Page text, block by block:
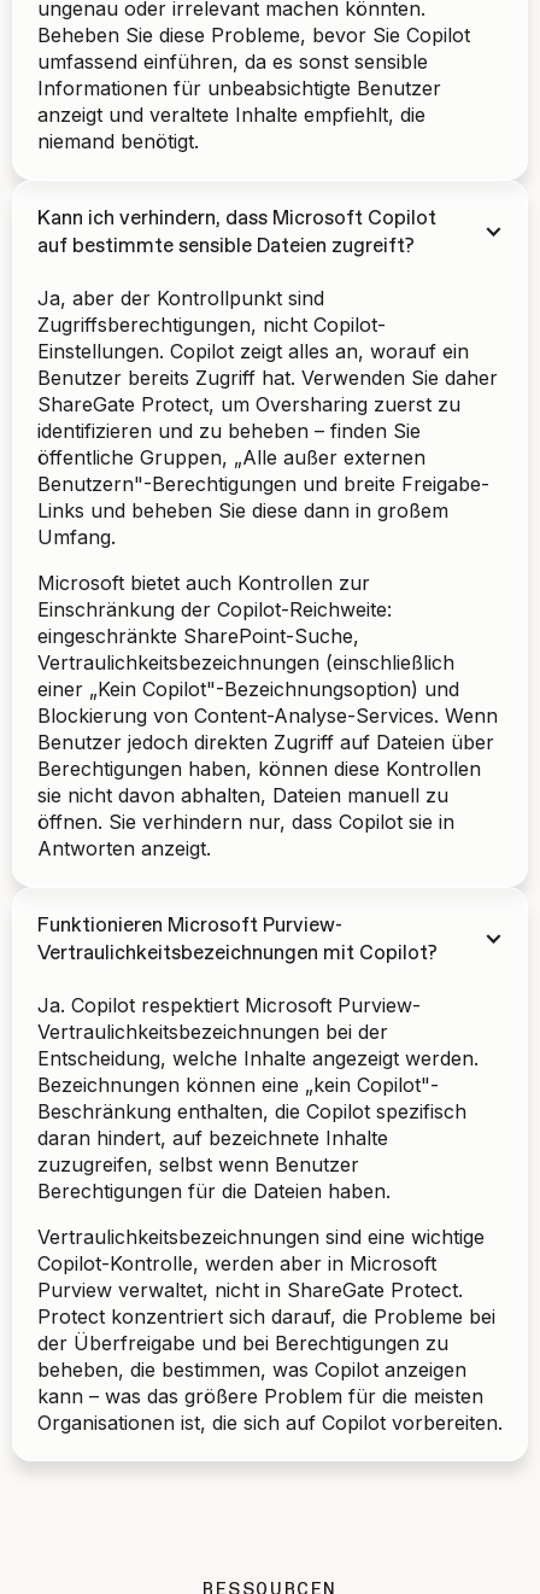
ungenau oder irrelevant machen könnten.
Beheben Sie diese Probleme, bevor Sie Copilot
umfassend einführen, da es sonst sensible
Informationen für unbeabsichtigte Benutzer
anzeigt und veraltete Inhalte empfiehlt, die
niemand benötigt.
Kann ich verhindern, dass Microsoft Copilot
auf bestimmte sensible Dateien zugreift?
Ja, aber der Kontrollpunkt sind
Zugriffsberechtigungen, nicht Copilot-
Einstellungen. Copilot zeigt alles an, worauf ein
Benutzer bereits Zugriff hat. Verwenden Sie daher
ShareGate Protect, um Oversharing zuerst zu
identifizieren und zu beheben – finden Sie
öffentliche Gruppen, „Alle außer externen
Benutzern"-Berechtigungen und breite Freigabe-
Links und beheben Sie diese dann in großem
Umfang.
Microsoft bietet auch Kontrollen zur
Einschränkung der Copilot-Reichweite:
eingeschränkte SharePoint-Suche,
Vertraulichkeitsbezeichnungen (einschließlich
einer „Kein Copilot"-Bezeichnungsoption) und
Blockierung von Content-Analyse-Services. Wenn
Benutzer jedoch direkten Zugriff auf Dateien über
Berechtigungen haben, können diese Kontrollen
sie nicht davon abhalten, Dateien manuell zu
öffnen. Sie verhindern nur, dass Copilot sie in
Antworten anzeigt.
Funktionieren Microsoft Purview-
Vertraulichkeitsbezeichnungen mit Copilot?
Ja. Copilot respektiert Microsoft Purview-
Vertraulichkeitsbezeichnungen bei der
Entscheidung, welche Inhalte angezeigt werden.
Bezeichnungen können eine „kein Copilot"-
Beschränkung enthalten, die Copilot spezifisch
daran hindert, auf bezeichnete Inhalte
zuzugreifen, selbst wenn Benutzer
Berechtigungen für die Dateien haben.
Vertraulichkeitsbezeichnungen sind eine wichtige
Copilot-Kontrolle, werden aber in Microsoft
Purview verwaltet, nicht in ShareGate Protect.
Protect konzentriert sich darauf, die Probleme bei
der Überfreigabe und bei Berechtigungen zu
beheben, die bestimmen, was Copilot anzeigen
kann – was das größere Problem für die meisten
Organisationen ist, die sich auf Copilot vorbereiten.